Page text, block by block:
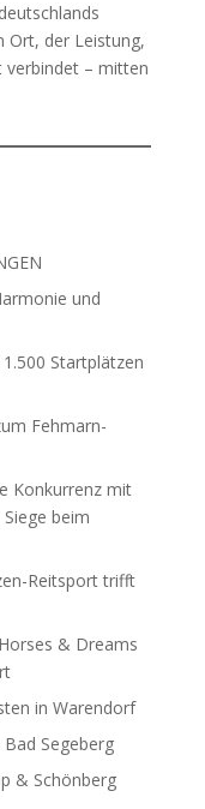
Ort, der Leistung,
verbindet – mitten
und
Startplätzen
Fehmarn-
Konkurrenz mit
beim
Reitsport trifft
& Dreams
in Warendorf
Segeberg
& Schönberg